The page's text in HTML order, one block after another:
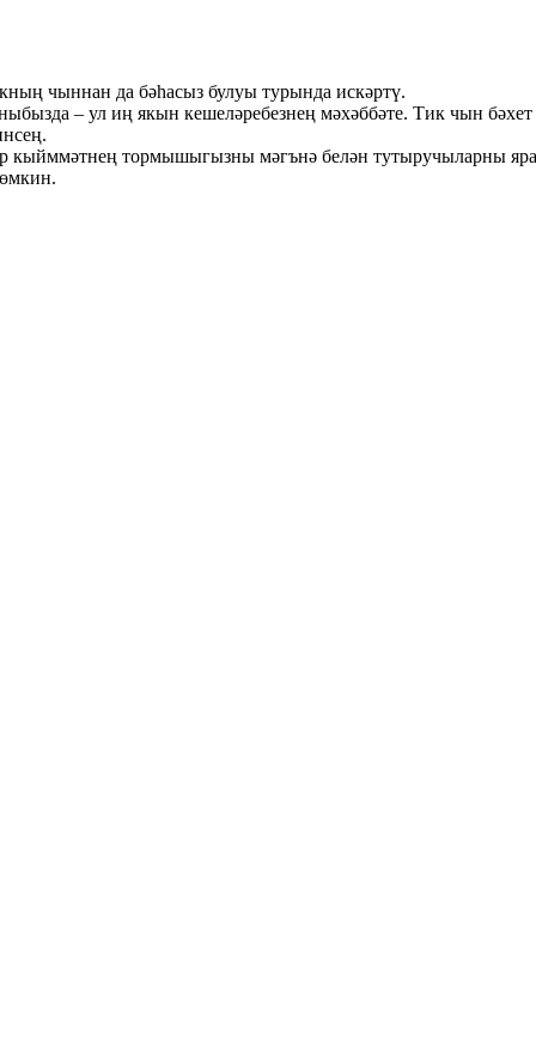
чыннан да бәһасыз булуы турында искәртү.
– ул иң якын кешеләребезнең мәхәббәте. Тик чын
тормышыгызны мәгънә белән тутыручыларны